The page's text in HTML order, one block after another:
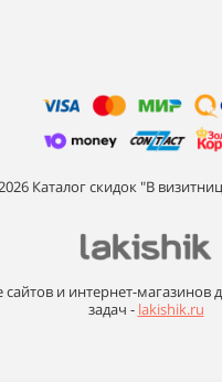
Каталог скидок "В
сайтов и интернет-
задач - lakishik.ru